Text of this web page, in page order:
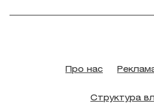
Про нас
Структура